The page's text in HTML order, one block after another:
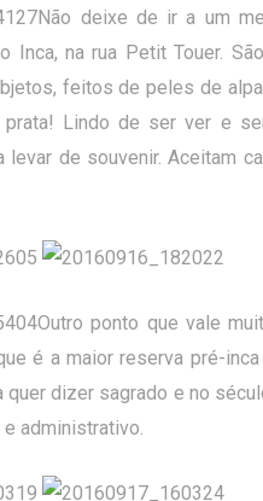
Não deixe de ir a um
Inca, na rua Petit Touer.
feitos de peles de
prata! Lindo de ser ver e
levar de souvenir. Aceitam
Outro ponto que vale
é a maior reserva pré-
quer dizer sagrado e no
administrativo.